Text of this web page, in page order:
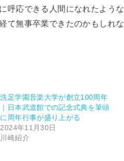
呼応できる人間になれたような
て無事卒業できたのかもしれな
洗足学園音楽大学が創立100周年
｜日本武道館での記念式典を筆頭
に周年行事が盛り上がる
2024年11月30日
川崎紹介